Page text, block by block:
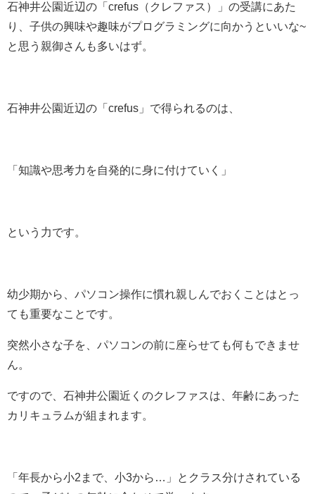
石神井公園近辺の「crefus（クレファス）」の受講にあた
り、子供の興味や趣味がプログラミングに向かうといいな~
と思う親御さんも多いはず。
石神井公園近辺の「crefus」で得られるのは、
「知識や思考力を自発的に身に付けていく」
という力です。
幼少期から、パソコン操作に慣れ親しんでおくことはとっ
ても重要なことです。
突然小さな子を、パソコンの前に座らせても何もできませ
ん。
ですので、石神井公園近くのクレファスは、年齢にあった
カリキュラムが組まれます。
「年長から小2まで、小3から…」とクラス分けされている